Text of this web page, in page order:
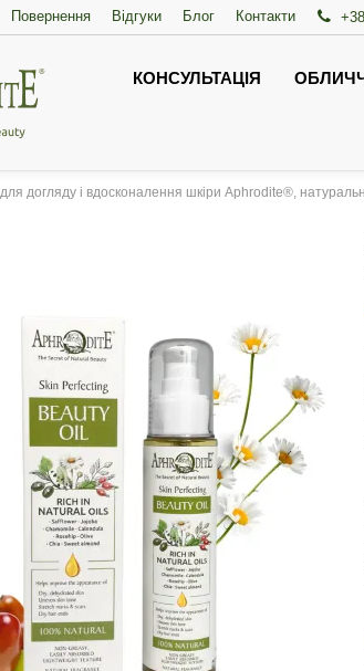
Повернення Відгуки Блог Контакти
КОНСУЛЬТАЦІЯ
догляду і вдосконалення шкіри Aphrodite®,